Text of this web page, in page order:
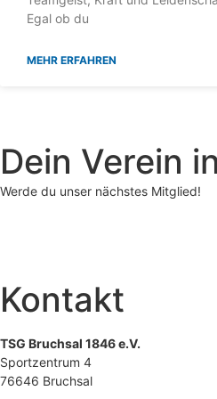
Egal ob du
MEHR ERFAHREN
Dein Verein
Werde du unser nächstes Mitglied!
Kontakt
TSG Bruchsal 1846 e.V.
Sportzentrum 4
76646 Bruchsal